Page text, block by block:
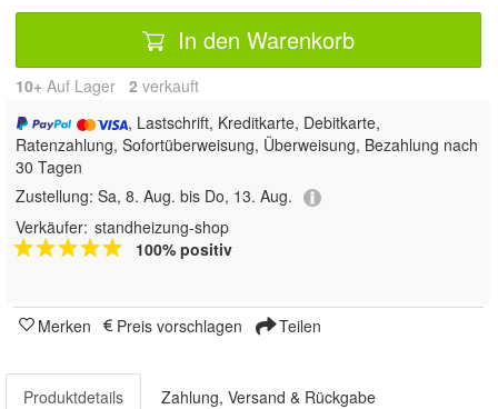
In den Warenkorb
10+ Auf Lager 2 verkauft
, Lastschrift, Kreditkarte, Debitkarte,
Ratenzahlung, Sofortüberweisung, Überweisung, Bezahlung nach
30 Tagen
Zustellung: Sa, 8. Aug. bis Do, 13. Aug.
Verkäufer: standheizung-shop
100% positiv
Merken Preis vorschlagen Teilen
Produktdetails Zahlung, Versand & Rückgabe